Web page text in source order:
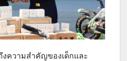
งความสำคัญของเด็กและ